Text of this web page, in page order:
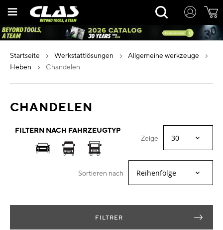
Inhalt
Rechercher
startseite werkstattlösungen
allgemeine werkzeuge
heben
chandelen
CHANDELEN
FILTERN NACH FAHRZEUGTYP
Zeige
Sortieren nach
FILTRER